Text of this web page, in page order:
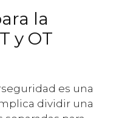
la
y OT
es una
dividir una